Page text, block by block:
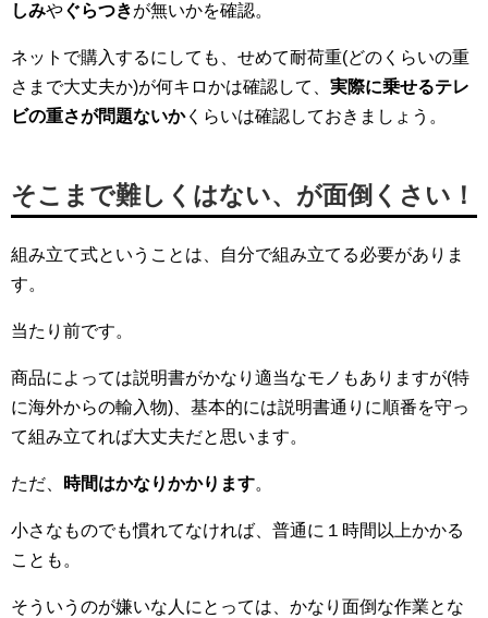
しみやぐらつきが無いかを確認。
ネットで購入するにしても、せめて耐荷重(どのくらいの重
さまで大丈夫か)が何キロかは確認して、 実際に乗せるテレ
ビの重さが問題ないかくらいは確認しておきましょう。
そこまで難しくはない、が面倒くさい！
組み立て式ということは、自分で組み立てる必要がありま
す。
当たり前です。
商品によっては説明書がかなり適当なモノもありますが(特
に海外からの輸入物)、基本的には説明書通りに順番を守っ
て組み立てれば大丈夫だと思います。
ただ、 時間はかなりかかります。
小さなものでも慣れてなければ、普通に１時間以上かかる
ことも。
そういうのが嫌いな人にとっては、かなり面倒な作業とな